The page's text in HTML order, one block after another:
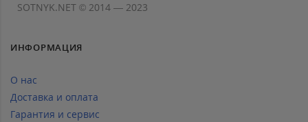
SOTNYK.NET © 2014 — 2023
ИНФОРМАЦИЯ
О нас
Доставка и оплата
Гарантия и сервис